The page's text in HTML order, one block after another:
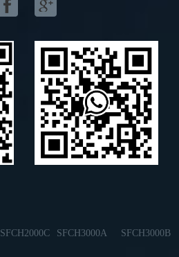
SFCH2000C SFCH3000A SFCH3000B